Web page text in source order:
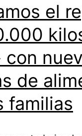
el
con
de
familias